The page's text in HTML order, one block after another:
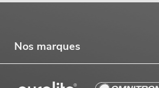
Nos marques